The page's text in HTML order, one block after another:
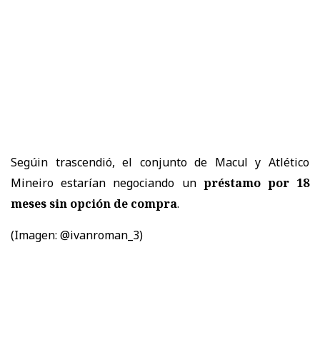
Segúin trascendió, el conjunto de Macul y Atlético
Mineiro estarían negociando un préstamo por 18
meses sin opción de compra.
(Imagen: @ivanroman_3)